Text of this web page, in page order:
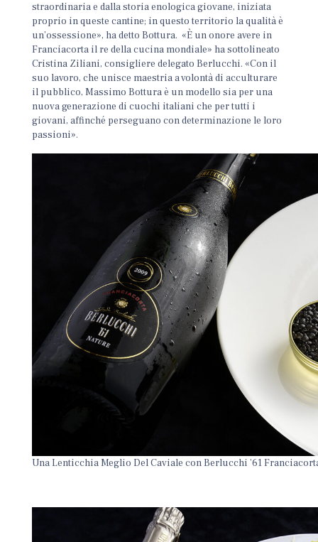
straordinaria e dalla storia enologica giovane, iniziata
proprio in queste cantine; in questo territorio la qualità è
un’ossessione», ha detto Bottura. «È un onore avere in
Franciacorta il re della cucina mondiale» ha sottolineato
Cristina Ziliani, consigliere delegato Berlucchi. «Con il
suo lavoro, che unisce maestria a volontà di acculturare
il pubblico, Massimo Bottura è un modello sia per una
nuova generazione di cuochi italiani che per tutti i
giovani, affinché perseguano con determinazione le loro
passioni».
Una Lenticchia Meglio Del Caviale con Berlucchi ’61